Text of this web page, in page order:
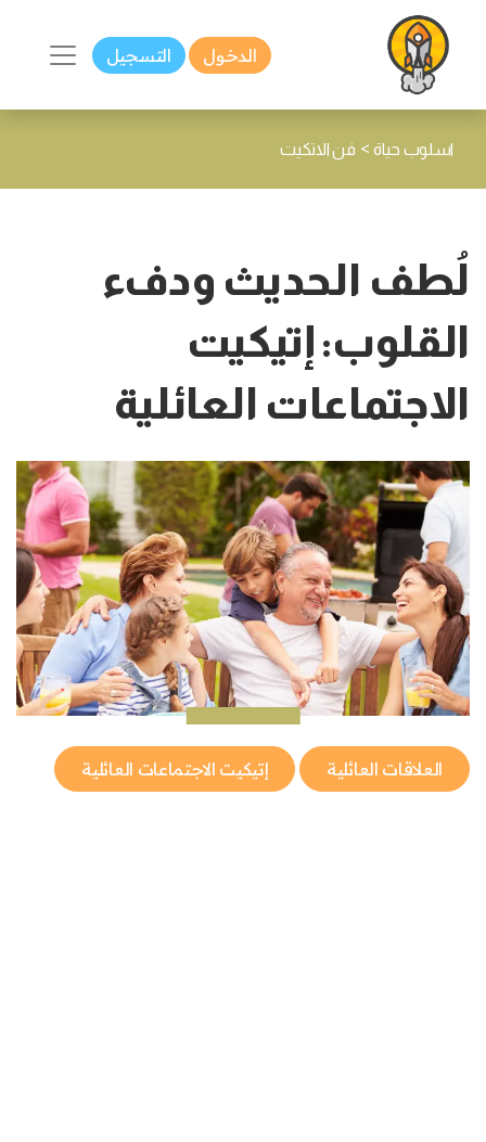
الدخول التسجيل
اسلوب حياة > فن الاتكيت
لُطف الحديث ودفء
القلوب: إتيكيت
الاجتماعات العائلية
العلاقات العائلية إتيكيت الاجتماعات العائلية